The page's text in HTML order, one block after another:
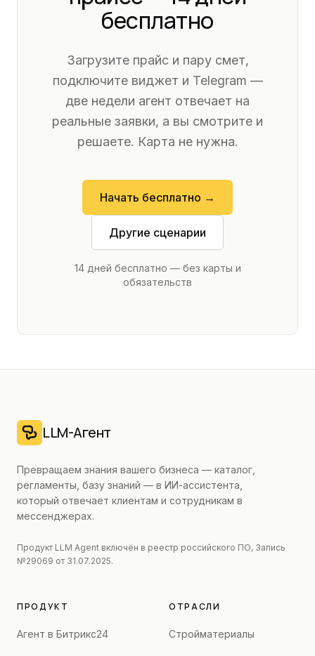
бесплатно
Загрузите прайс и пару смет,
подключите виджет и Telegram —
две недели агент отвечает на
реальные заявки, а вы смотрите и
решаете. Карта не нужна.
Начать бесплатно →
Другие сценарии
14 дней бесплатно — без карты и
обязательств
LLM-Агент
Превращаем знания вашего бизнеса — каталог,
регламенты, базу знаний — в ИИ-ассистента,
который отвечает клиентам и сотрудникам в
мессенджерах.
Продукт LLM Agent включён в реестр российского ПО, Запись
№29069 от 31.07.2025.
ПРОДУКТ
Агент в Битрикс24
ОТРАСЛИ
Стройматериалы